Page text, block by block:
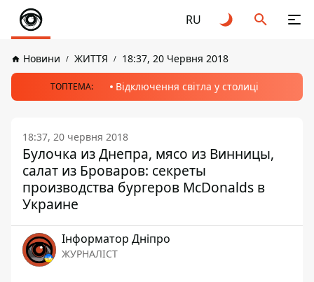
RU
Новини ЖИТТЯ 18:37, 20 Червня 2018
ТОПТЕМА: Відключення світла у столиці
18:37, 20 червня 2018
Булочка из Днепра, мясо из Винницы,
салат из Броваров: секреты
производства бургеров McDonalds в
Украине
Інформатор Дніпро
ЖУРНАЛІСТ